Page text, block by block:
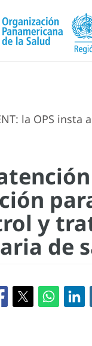
la OPS
y
de